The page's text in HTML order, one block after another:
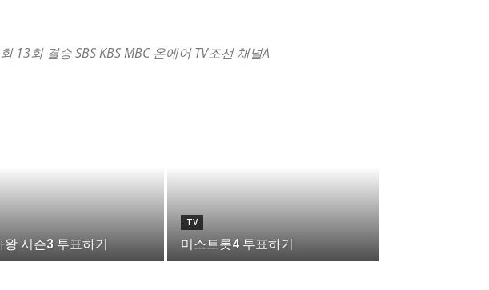
회 결승 SBS KBS MBC 온에어 TV조선 채널A
왕 시즌3 투표하기
TV
미스트롯4 투표하기